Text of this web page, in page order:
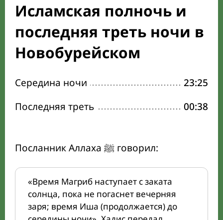
Исламская полночь и
последняя треть ночи в
Новобурейском
Середина ночи
23:25
Последняя треть
00:38
Посланник Аллаха ﷺ говорил:
«Время Магриб наступает с заката
солнца, пока не погаснет вечерняя
заря; время Иша (продолжается) до